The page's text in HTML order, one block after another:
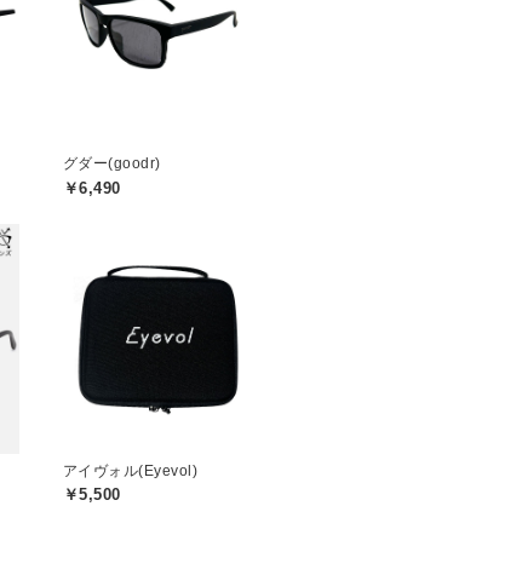
グダー(goodr)
￥6,490
アイヴォル(Eyevol)
￥5,500